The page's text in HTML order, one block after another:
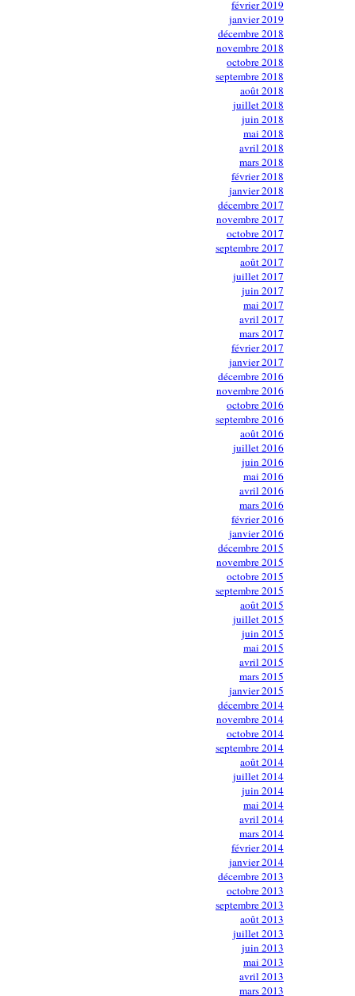
février 2019
janvier 2019
décembre 2018
novembre 2018
octobre 2018
septembre 2018
août 2018
juillet 2018
juin 2018
mai 2018
avril 2018
mars 2018
février 2018
janvier 2018
décembre 2017
novembre 2017
octobre 2017
septembre 2017
août 2017
juillet 2017
juin 2017
mai 2017
avril 2017
mars 2017
février 2017
janvier 2017
décembre 2016
novembre 2016
octobre 2016
septembre 2016
août 2016
juillet 2016
juin 2016
mai 2016
avril 2016
mars 2016
février 2016
janvier 2016
décembre 2015
novembre 2015
octobre 2015
septembre 2015
août 2015
juillet 2015
juin 2015
mai 2015
avril 2015
mars 2015
janvier 2015
décembre 2014
novembre 2014
octobre 2014
septembre 2014
août 2014
juillet 2014
juin 2014
mai 2014
avril 2014
mars 2014
février 2014
janvier 2014
décembre 2013
octobre 2013
septembre 2013
août 2013
juillet 2013
juin 2013
mai 2013
avril 2013
mars 2013